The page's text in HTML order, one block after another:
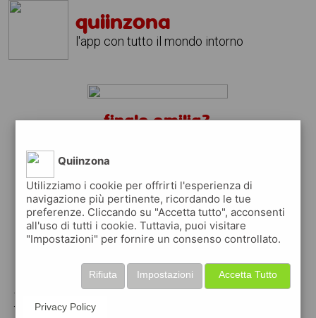
quiinzona
l'app con tutto il mondo intorno
finale emilia?
↴
scarica gratis app
pubblica gratis i tuoi annunci
con quiinzona puoi inserire gratuitamente i
tuoi annunci per :
Quiinzona
Utilizziamo i cookie per offrirti l'esperienza di
navigazione più pertinente, ricordando le tue
preferenze. Cliccando su "Accetta tutto", acconsenti
all'uso di tutti i cookie. Tuttavia, puoi visitare
"Impostazioni" per fornire un consenso controllato.
Accetta Tutto
Impostazioni
Rifiuta
Privacy Policy